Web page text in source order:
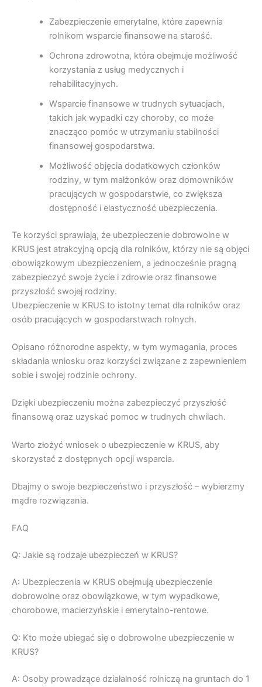
Zabezpieczenie emerytalne, które zapewnia
rolnikom wsparcie finansowe na starość.
Ochrona zdrowotna, która obejmuje możliwość
korzystania z usług medycznych i
rehabilitacyjnych.
Wsparcie finansowe w trudnych sytuacjach,
takich jak wypadki czy choroby, co może
znacząco pomóc w utrzymaniu stabilności
finansowej gospodarstwa.
Możliwość objęcia dodatkowych członków
rodziny, w tym małżonków oraz domowników
pracujących w gospodarstwie, co zwiększa
dostępność i elastyczność ubezpieczenia.
Te korzyści sprawiają, że ubezpieczenie dobrowolne w
KRUS jest atrakcyjną opcją dla rolników, którzy nie są objęci
obowiązkowym ubezpieczeniem, a jednocześnie pragną
zabezpieczyć swoje życie i zdrowie oraz finansowe
przyszłość swojej rodziny.
Ubezpieczenie w KRUS to istotny temat dla rolników oraz
osób pracujących w gospodarstwach rolnych.
Opisano różnorodne aspekty, w tym wymagania, proces
składania wniosku oraz korzyści związane z zapewnieniem
sobie i swojej rodzinie ochrony.
Dzięki ubezpieczeniu można zabezpieczyć przyszłość
finansową oraz uzyskać pomoc w trudnych chwilach.
Warto złożyć wniosek o ubezpieczenie w KRUS, aby
skorzystać z dostępnych opcji wsparcia.
Dbajmy o swoje bezpieczeństwo i przyszłość – wybierzmy
mądre rozwiązania.
FAQ
Q: Jakie są rodzaje ubezpieczeń w KRUS?
A: Ubezpieczenia w KRUS obejmują ubezpieczenie
dobrowolne oraz obowiązkowe, w tym wypadkowe,
chorobowe, macierzyńskie i emerytalno-rentowe.
Q: Kto może ubiegać się o dobrowolne ubezpieczenie w
KRUS?
A: Osoby prowadzące działalność rolniczą na gruntach do 1